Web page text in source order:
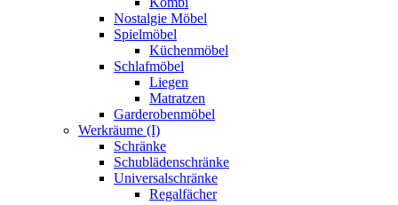
Nostalgie Möbel
Spielmöbel
Küchenmöbel
Schlafmöbel
Liegen
Matratzen
Garderobenmöbel
Werkräume (I)
Schränke
Schublädenschränke
Universalschränke
Regalfächer